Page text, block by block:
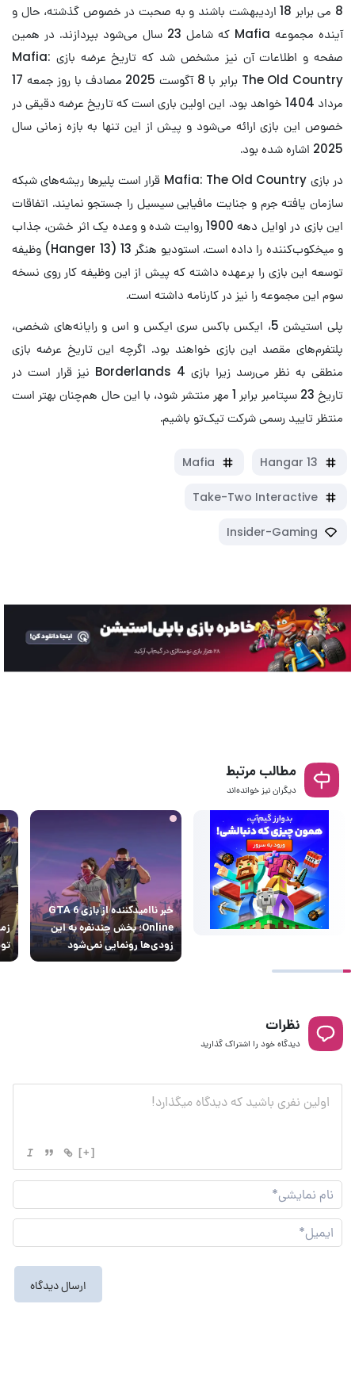
8 می برابر 18 اردیبهشت باشند و به صحبت در خصوص گذشته، حال و
آینده مجموعه Mafia که شامل 23 سال می‌شود بپردازند. در همین
صفحه و اطلاعات آن نیز مشخص شد که تاریخ عرضه بازی Mafia:
The Old Country برابر با 8 آگوست 2025 مصادف با روز جمعه 17
مرداد 1404 خواهد بود. این اولین باری است که تاریخ عرضه دقیقی در
خصوص این بازی ارائه می‌شود و پیش از این تنها به بازه زمانی سال
2025 اشاره شده بود.
در بازی Mafia: The Old Country قرار است پلیرها ریشه‌های شبکه
سازمان یافته جرم و جنایت مافیایی سیسیل را جستجو نمایند. اتفاقات
این بازی در اوایل دهه 1900 روایت شده و وعده یک اثر خشن، جذاب
و میخکوب‌کننده را داده است. استودیو هنگر 13 (Hanger 13) وظیفه
توسعه این بازی را برعهده داشته که پیش از این وظیفه کار روی نسخه
سوم این مجموعه را نیز در کارنامه داشته است.
پلی استیشن 5، ایکس باکس سری ایکس و اس و رایانه‌های شخصی،
پلتفرم‌های مقصد این بازی خواهند بود. اگرچه این تاریخ عرضه بازی
منطقی به نظر می‌رسد زیرا بازی Borderlands 4 نیز قرار است در
تاریخ 23 سپتامبر برابر 1 مهر منتشر شود، با این حال هم‌چنان بهتر است
منتظر تایید رسمی شرکت تیک‌تو باشیم.
Hangar 13
Mafia
Take-Two Interactive
Insider-Gaming
مطالب مرتبط
دیگران نیز خوانده‌اند
خبر ناامیدکننده از بازی GTA 6
Online؛ بخش چندنفره به این
زودی‌ها رونمایی نمی‌شود
نظرات
دیدگاه خود را اشتراک گذارید
[+]
نام